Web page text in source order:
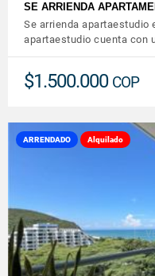
SE ARRIENDA
Se arrienda apartaestudio
apartaestudio cuenta con
$1.500.000 COP
ARRENDADO Alquilado